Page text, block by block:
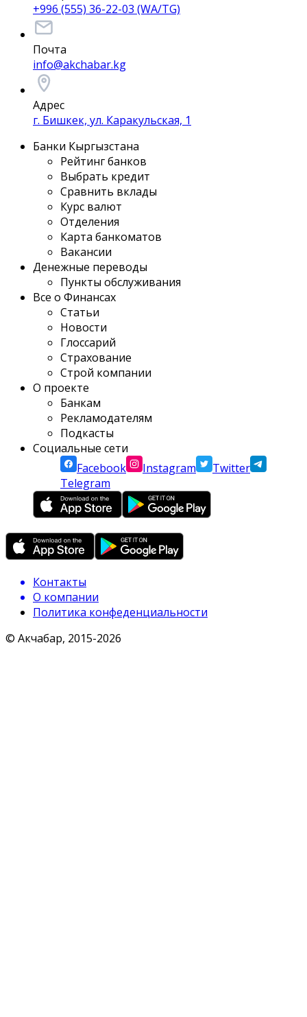
+996 (555) 36-22-03 (WA/TG)
Почта
info@akchabar.kg
Адрес
г. Бишкек, ул. Каракульская, 1
Банки Кыргызстана
Рейтинг банков
Выбрать кредит
Сравнить вклады
Курс валют
Отделения
Карта банкоматов
Вакансии
Денежные переводы
Пункты обслуживания
Все о Финансах
Статьи
Новости
Глоссарий
Страхование
Строй компании
О проекте
Банкам
Рекламодателям
Подкасты
Социальные сети
Facebook
Instagram
Twitter
Telegram
Контакты
О компании
Политика конфеденциальности
© Акчабар, 2015-2026